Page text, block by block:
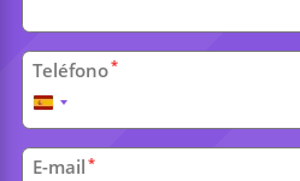
Teléfono*
España
+34
E-mail *